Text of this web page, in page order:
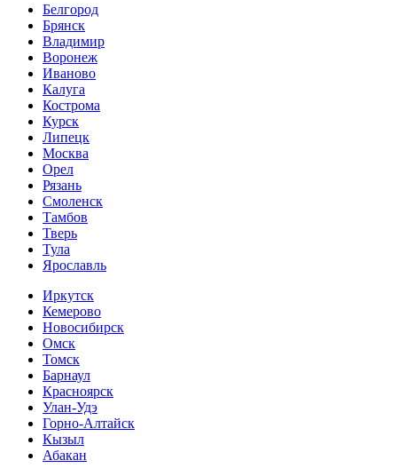
Белгород
Брянск
Владимир
Воронеж
Иваново
Калуга
Кострома
Курск
Липецк
Москва
Орел
Рязань
Смоленск
Тамбов
Тверь
Тула
Ярославль
Иркутск
Кемерово
Новосибирск
Омск
Томск
Барнаул
Красноярск
Улан-Удэ
Горно-Алтайск
Кызыл
Абакан